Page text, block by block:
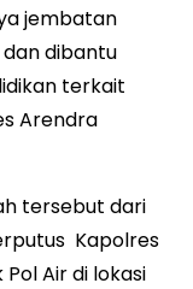
jembatan
dan dibantu
terkait
Arendra
tersebut dari
Kapolres
Air di lokasi